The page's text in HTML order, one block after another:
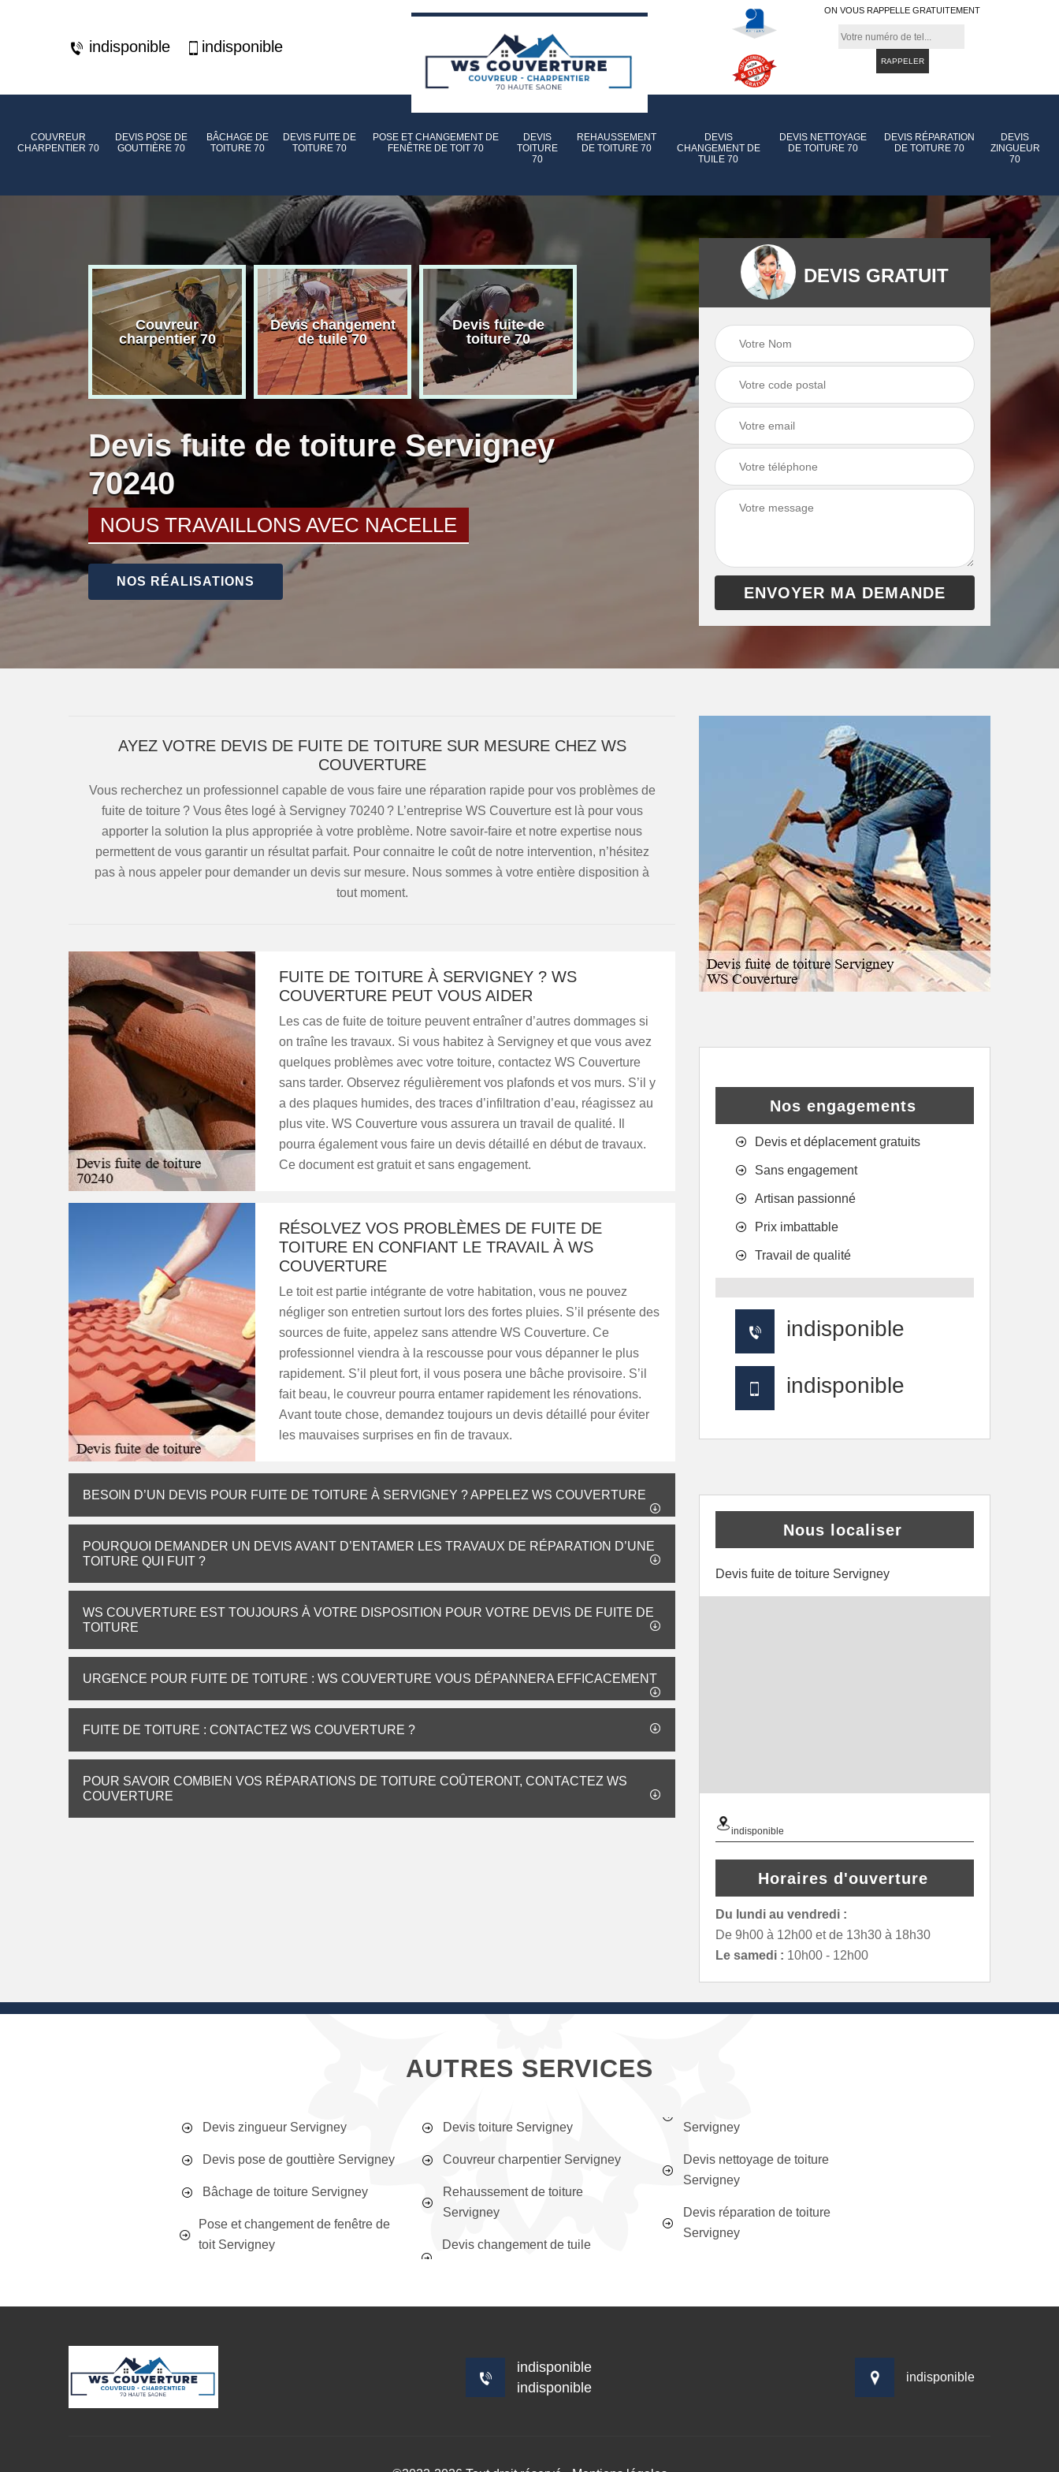
indisponible indisponible
ON VOUS RAPPELLE GRATUITEMENT
COUVREUR
CHARPENTIER 70
DEVIS POSE DE
GOUTTIÈRE 70
BÂCHAGE DE
TOITURE 70
DEVIS FUITE DE
TOITURE 70
POSE ET CHANGEMENT DE
FENÊTRE DE TOIT 70
DEVIS
TOITURE
70
REHAUSSEMENT
DE TOITURE 70
DEVIS
CHANGEMENT DE
TUILE 70
DEVIS NETTOYAGE
DE TOITURE 70
DEVIS RÉPARATION
DE TOITURE 70
DEVIS
ZINGUEUR
70
Couvreur
charpentier 70
Devis changement
de tuile 70
Devis fuite de
toiture 70
Devis nettoyage de
toiture 70
Devis pose de
gouttière 70
Devis réparation
toiture 70
Devis fuite de toiture Servigney
70240
NOUS TRAVAILLONS AVEC NACELLE
NOS RÉALISATIONS
DEVIS GRATUIT
AYEZ VOTRE DEVIS DE FUITE DE TOITURE SUR MESURE CHEZ WS
COUVERTURE
Vous recherchez un professionnel capable de vous faire une réparation rapide pour vos problèmes de
fuite de toiture ? Vous êtes logé à Servigney 70240 ? L’entreprise WS Couverture est là pour vous
apporter la solution la plus appropriée à votre problème. Notre savoir-faire et notre expertise nous
permettent de vous garantir un résultat parfait. Pour connaitre le coût de notre intervention, n’hésitez
pas à nous appeler pour demander un devis sur mesure. Nous sommes à votre entière disposition à
tout moment.
FUITE DE TOITURE À SERVIGNEY ? WS
COUVERTURE PEUT VOUS AIDER
Les cas de fuite de toiture peuvent entraîner d’autres dommages si
on traîne les travaux. Si vous habitez à Servigney et que vous avez
quelques problèmes avec votre toiture, contactez WS Couverture
sans tarder. Observez régulièrement vos plafonds et vos murs. S’il y
a des plaques humides, des traces d’infiltration d’eau, réagissez au
plus vite. WS Couverture vous assurera un travail de qualité. Il
pourra également vous faire un devis détaillé en début de travaux.
Ce document est gratuit et sans engagement.
RÉSOLVEZ VOS PROBLÈMES DE FUITE DE
TOITURE EN CONFIANT LE TRAVAIL À WS
COUVERTURE
Le toit est partie intégrante de votre habitation, vous ne pouvez
négliger son entretien surtout lors des fortes pluies. S’il présente des
sources de fuite, appelez sans attendre WS Couverture. Ce
professionnel viendra à la rescousse pour vous dépanner le plus
rapidement. S’il pleut fort, il vous posera une bâche provisoire. S’il
fait beau, le couvreur pourra entamer rapidement les rénovations.
Avant toute chose, demandez toujours un devis détaillé pour éviter
les mauvaises surprises en fin de travaux.
BESOIN D’UN DEVIS POUR FUITE DE TOITURE À SERVIGNEY ? APPELEZ WS COUVERTURE
POURQUOI DEMANDER UN DEVIS AVANT D’ENTAMER LES TRAVAUX DE RÉPARATION D’UNE
TOITURE QUI FUIT ?
WS COUVERTURE EST TOUJOURS À VOTRE DISPOSITION POUR VOTRE DEVIS DE FUITE DE
TOITURE
URGENCE POUR FUITE DE TOITURE : WS COUVERTURE VOUS DÉPANNERA EFFICACEMENT
FUITE DE TOITURE : CONTACTEZ WS COUVERTURE ?
POUR SAVOIR COMBIEN VOS RÉPARATIONS DE TOITURE COÛTERONT, CONTACTEZ WS
COUVERTURE
Nos engagements
Devis et déplacement gratuits
Sans engagement
Artisan passionné
Prix imbattable
Travail de qualité
indisponible
indisponible
Nous localiser
Devis fuite de toiture Servigney
indisponible
Horaires d'ouverture
Du lundi au vendredi :
De 9h00 à 12h00 et de 13h30 à 18h30
Le samedi : 10h00 - 12h00
AUTRES SERVICES
Devis zingueur Servigney
Devis pose de gouttière Servigney
Bâchage de toiture Servigney
Pose et changement de fenêtre de
toit Servigney
Devis toiture Servigney
Couvreur charpentier Servigney
Rehaussement de toiture
Servigney
Devis changement de tuile
Servigney
Devis nettoyage de toiture
Servigney
Devis réparation de toiture
Servigney
indisponible
indisponible
indisponible